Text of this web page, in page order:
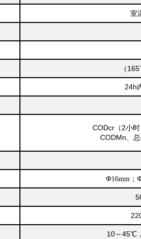
室
（
24h
CODcr（2小
CODMn、
Φ16mm
10～45℃